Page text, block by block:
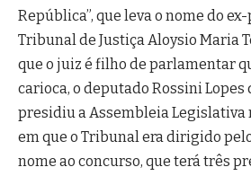
República”, que leva o nome do
Tribunal de Justiça Aloysio Maria
que o juiz é filho de parlamentar
carioca, o deputado Rossini Lopes
presidiu a Assembleia Legislativa
em que o Tribunal era dirigido
nome ao concurso, que terá três